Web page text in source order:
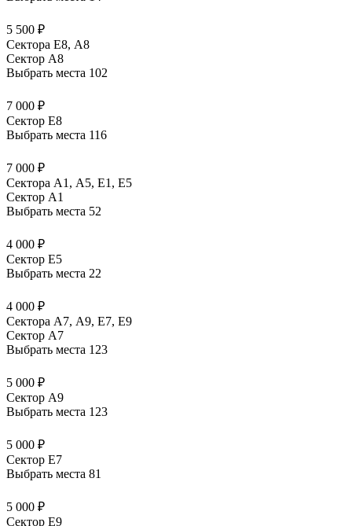
5 500 ₽
Сектора Е8, А8
Сектор A8
Выбрать места 102
7 000 ₽
Сектор E8
Выбрать места 116
7 000 ₽
Сектора А1, А5, Е1, Е5
Сектор A1
Выбрать места 52
4 000 ₽
Сектор E5
Выбрать места 22
4 000 ₽
Сектора А7, А9, Е7, Е9
Сектор A7
Выбрать места 123
5 000 ₽
Сектор A9
Выбрать места 123
5 000 ₽
Сектор E7
Выбрать места 81
5 000 ₽
Сектор E9